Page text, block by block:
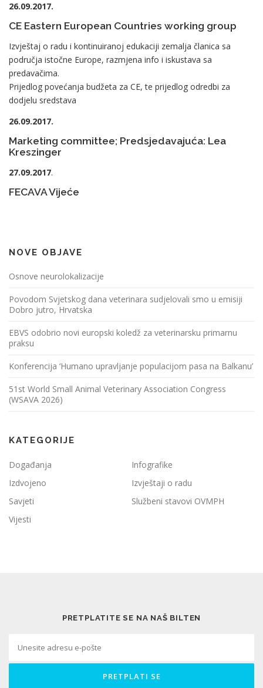
26.09.2017.
CE Eastern European Countries working group
Izvještaj o radu i kontinuiranoj edukaciji zemalja članica sa
područja istočne Europe, razmjena info i iskustava sa
predavačima.
Prijedlog povećanja budžeta za CE, te prijedlog odredbi za
dodjelu sredstava
26.09.2017.
Marketing committee; Predsjedavajuća: Lea
Kreszinger
27.09.2017.
FECAVA Vijeće
NOVE OBJAVE
Osnove neurolokalizacije
Povodom Svjetskog dana veterinara sudjelovali smo u emisiji
Dobro jutro, Hrvatska
EBVS odobrio novi europski koledž za veterinarsku primarnu
praksu
Konferencija ‘Humano upravljanje populacijom pasa na Balkanu’
51st World Small Animal Veterinary Association Congress
(WSAVA 2026)
KATEGORIJE
Događanja
Infografike
Izdvojeno
Izvještaji o radu
Savjeti
Službeni stavovi OVMPH
Vijesti
PRETPLATITE SE NA NAŠ BILTEN